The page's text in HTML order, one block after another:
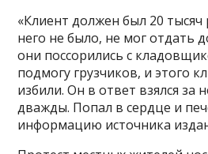
«Клиент должен был 20 тысяч
него не было, не мог отдать
они поссорились с
подмогу грузчиков, и этого
избили. Он в ответ взялся за
дважды. Попал в сердце и
информацию источника